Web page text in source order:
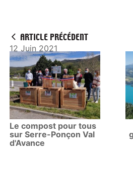
ARTICLE PRÉCÉDENT
12 Juin 2021
Le compost pour tous
sur Serre-Ponçon Val
d'Avance